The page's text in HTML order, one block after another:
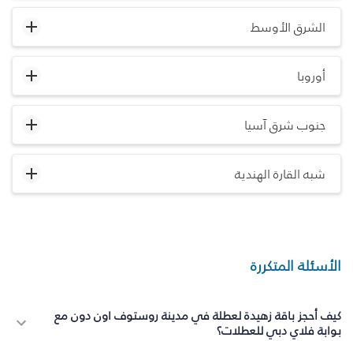
الشرق الأوسط
أوروبا
جنوب شرق آسيا
شبه القارة الهندية
الأسئلة المتكررة
كيف أحجز باقة زهيدة لعطلة في مدينة روستوف اون دون مع
بوابة فلاي دبي للعطلات؟